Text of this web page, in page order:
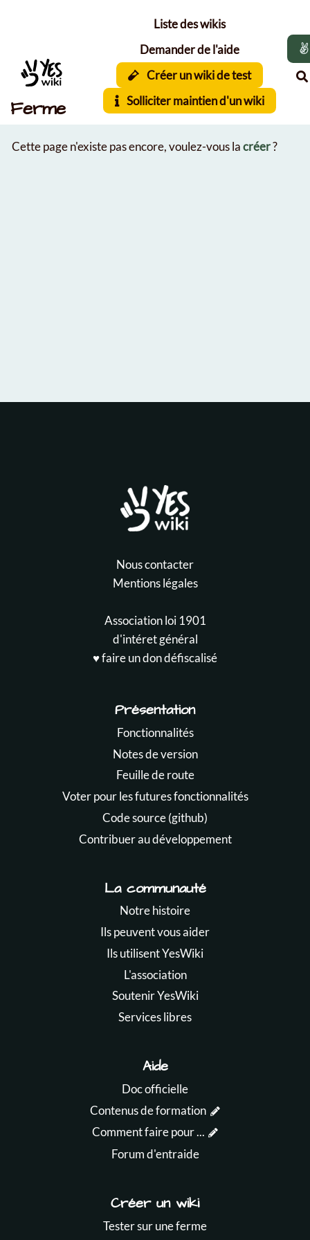
Ferme
Liste des wikis
Demander de l'aide
Créer un wiki de test
Solliciter maintien d'un wiki
Cette page n'existe pas encore, voulez-vous lacréer?
Nous contacter
Mentions légales
Association loi 1901
d'intéret général
♥️ faire un don défiscalisé
Présentation
Fonctionnalités
Notes de version
Feuille de route
Voter pour les futures fonctionnalités
Code source (github)
Contribuer au développement
La communauté
Notre histoire
Ils peuvent vous aider
Ils utilisent YesWiki
L'association
Soutenir YesWiki
Services libres
Aide
Doc officielle
Contenus de formation
Comment faire pour ...
Forum d'entraide
Créer un wiki
Tester sur une ferme